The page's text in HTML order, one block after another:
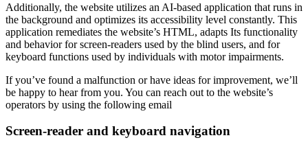
Additionally, the website utilizes an AI-based application that runs in
the background and optimizes its accessibility level constantly. This
application remediates the website’s HTML, adapts Its functionality
and behavior for screen-readers used by the blind users, and for
keyboard functions used by individuals with motor impairments.
If you’ve found a malfunction or have ideas for improvement, we’ll
be happy to hear from you. You can reach out to the website’s
operators by using the following email
Screen-reader and keyboard navigation